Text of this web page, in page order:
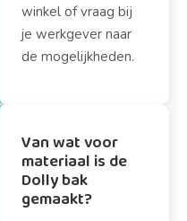
winkel of vraag bij
je werkgever naar
de mogelijkheden.
Van wat voor
materiaal is de
Dolly bak
gemaakt?